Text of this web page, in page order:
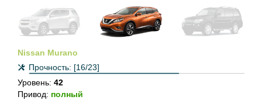
Nissan Murano
Прочность: [16/23]
Уровень: 42
Привод: полный